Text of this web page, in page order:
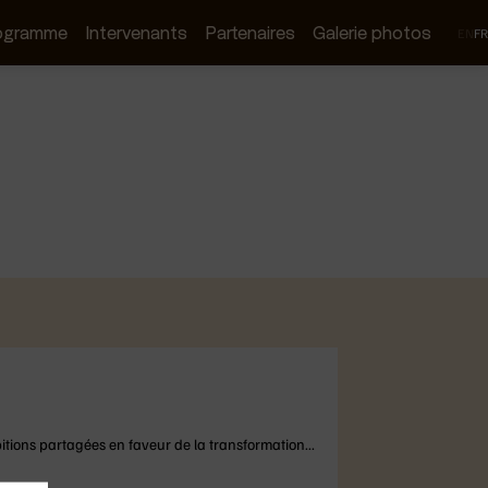
Intervenants Partenaires Galerie photos FR
partagées en faveur de la transformation...